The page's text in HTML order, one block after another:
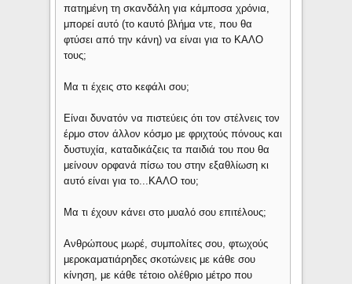
πατημένη τη σκανδάλη για κάμποσα χρόνια,
μπορεί αυτό (το καυτό βλήμα ντε, που θα
φτύσει από την κάνη) να είναι για το ΚΑΛΟ
τους;
Μα τι έχεις στο κεφάλι σου;
Είναι δυνατόν να πιστεύεις ότι τον στέλνεις τον
έρμο στον άλλον κόσμο με φριχτούς πόνους και
δυστυχία, καταδικάζεις τα παιδιά του που θα
μείνουν ορφανά πίσω του στην εξαθλίωση κι
αυτό είναι για το...ΚΑΛΟ του;
Μα τι έχουν κάνει στο μυαλό σου επιτέλους;
Ανθρώπους μωρέ, συμπολίτες σου, φτωχούς
μεροκαματιάρηδες σκοτώνεις με κάθε σου
κίνηση, με κάθε τέτοιο ολέθριο μέτρο που